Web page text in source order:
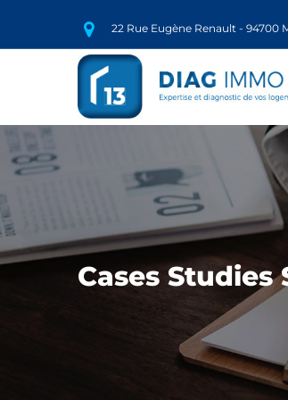
22 Rue Eugène Renault - 94700
Cases Studies